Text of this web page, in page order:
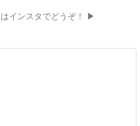
インスタでどうぞ！ ▶